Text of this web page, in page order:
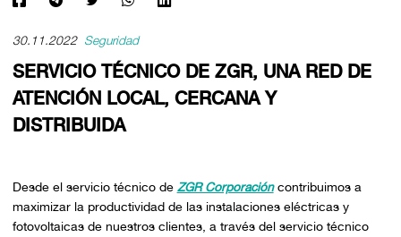
30.11.2022 Seguridad
SERVICIO TÉCNICO DE ZGR, UNA RED DE
ATENCIÓN LOCAL, CERCANA Y
DISTRIBUIDA
Desde el servicio técnico de ZGR Corporacióncontribuimos a
maximizar la productividad de las instalaciones eléctricas y
fotovoltaicas de nuestros clientes, a través del servicio técnico